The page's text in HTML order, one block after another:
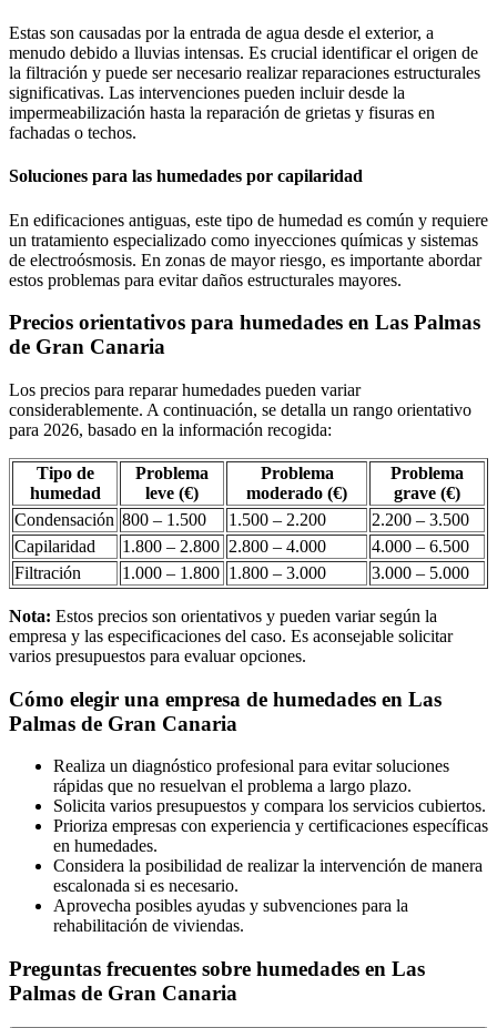
Estas son causadas por la entrada de agua desde el exterior, a
menudo debido a lluvias intensas. Es crucial identificar el origen de
la filtración y puede ser necesario realizar reparaciones estructurales
significativas. Las intervenciones pueden incluir desde la
impermeabilización hasta la reparación de grietas y fisuras en
fachadas o techos.
Soluciones para las humedades por capilaridad
En edificaciones antiguas, este tipo de humedad es común y requiere
un tratamiento especializado como inyecciones químicas y sistemas
de electroósmosis. En zonas de mayor riesgo, es importante abordar
estos problemas para evitar daños estructurales mayores.
Precios orientativos para humedades en Las Palmas
de Gran Canaria
Los precios para reparar humedades pueden variar
considerablemente. A continuación, se detalla un rango orientativo
para 2026, basado en la información recogida:
Tipo de
humedad
Problema
leve (€)
Problema
moderado (€)
Problema
grave (€)
Condensación 800 – 1.500 1.500 – 2.200
2.200 – 3.500
Capilaridad
1.800 – 2.800 2.800 – 4.000
4.000 – 6.500
Filtración
1.000 – 1.800 1.800 – 3.000 3.000 – 5.000
Nota: Estos precios son orientativos y pueden variar según la
empresa y las especificaciones del caso. Es aconsejable solicitar
varios presupuestos para evaluar opciones.
Cómo elegir una empresa de humedades en Las
Palmas de Gran Canaria
Realiza un diagnóstico profesional para evitar soluciones
rápidas que no resuelvan el problema a largo plazo.
Solicita varios presupuestos y compara los servicios cubiertos.
Prioriza empresas con experiencia y certificaciones específicas
en humedades.
Considera la posibilidad de realizar la intervención de manera
escalonada si es necesario.
Aprovecha posibles ayudas y subvenciones para la
rehabilitación de viviendas.
Preguntas frecuentes sobre humedades en Las
Palmas de Gran Canaria